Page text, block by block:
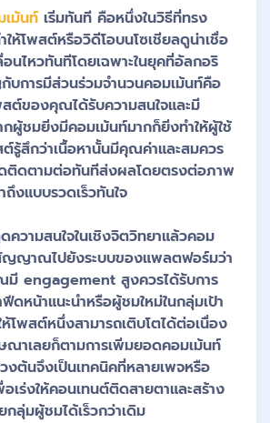
ม้นท์ เริ่มทันที คือหนึ่งในวิธีที่ทรง
ห้โพสต์หรือวิดีโอบนโซเชียลดูน่าเชื่อ
นไหวทันทีโดยเฉพาะในยุคที่อัลกอริ
บการมีส่วนร่วมจำนวนคอมเม้นท์คือ
ต์ของคุณได้รับความสนใจและมี
ผู้ชมยิ่งมีคอมเม้นท์มากก็ยิ่งทำให้ผู้ใช้
ต์รู้สึกว่าเนื้อหานั้นมีคุณค่าและสมควร
ติดตามต่อทันทีส่งผลโดยตรงต่อภาพ
งแบบรวดเร็วทันใจ
ความสนใจในเชิงจิตวิทยาแล้วคอม
ญญาณไปยังระบบของแพลตฟอร์มว่า
engagement สูงควรได้รับการ
ดหน้าแนะนำหรือผู้ชมใหม่ในกลุ่มเป้า
โพสต์หนึ่งสามารถเติบโตได้ต่อเนื่อง
ณาเลยก็ตามการเพิ่มยอดคอมเม้นท์
งต้นจึงเป็นเทคนิคที่หลายเพจหรือ
เร่งให้คอนเทนต์ติดสายตาและสร้าง
กลุ่มผู้ชมได้เร็วกว่าเดิม